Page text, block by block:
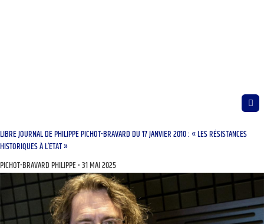
LIBRE JOURNAL DE PHILIPPE PICHOT-BRAVARD DU 17 JANVIER 2010 : « LES RÉSISTANCES
HISTORIQUES À L’ETAT »
PICHOT-BRAVARD PHILIPPE 31 MAI 2025